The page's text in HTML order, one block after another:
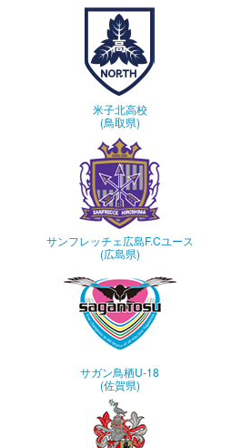
米子北高校
(鳥取県)
サンフレッチェ広島F.Cユース
(広島県)
サガン鳥栖U-18
(佐賀県)